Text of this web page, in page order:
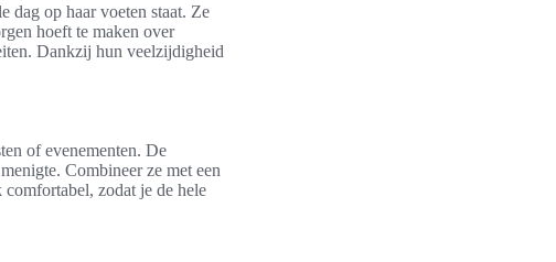
dag op haar voeten staat. Ze
hoeft te maken over
Dankzij hun veelzijdigheid
of evenementen. De
Combineer ze met een
zodat je de hele